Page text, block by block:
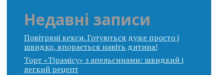
Недавні записи
Повітряні кекси. Готуються дуже просто і
швидко, впорається навіть дитина!
Торт «Тірамісу» з апельсинами: швидкий і
легкий рецепт